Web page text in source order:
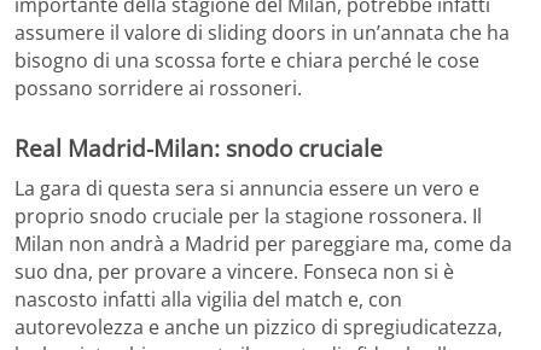
assumere il valore di sliding doors in un’annata che ha
bisogno di una scossa forte e chiara perché le cose
possano sorridere ai rossoneri.
Real Madrid-Milan: snodo cruciale
La gara di questa sera si annuncia essere un vero e
proprio snodo cruciale per la stagione rossonera. Il
Milan non andrà a Madrid per pareggiare ma, come da
suo dna, per provare a vincere. Fonseca non si è
nascosto infatti alla vigilia del match e, con
autorevolezza e anche un pizzico di spregiudicatezza,